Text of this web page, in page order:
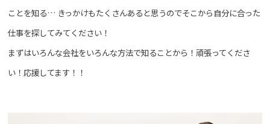
ことを知る… きっかけもたくさんあると思うのでそこから自分に合った
仕事を探してみてください！
まずはいろんな会社をいろんな方法で知ることから！頑張ってくださ
い！応援してます！！